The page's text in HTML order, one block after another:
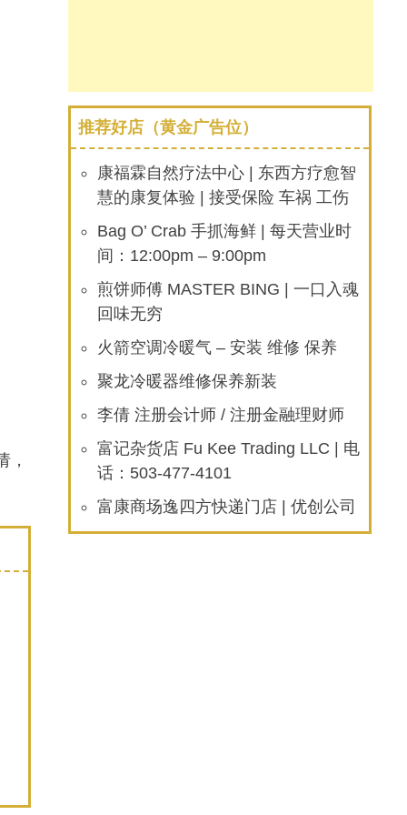
，
推荐好店（黄金广告位）
康福霖自然疗法中心 | 东西方疗愈智
慧的康复体验 | 接受保险 车祸 工伤
Bag O’ Crab 手抓海鲜 | 每天营业时
间：12:00pm – 9:00pm
煎饼师傅 MASTER BING | 一口入魂
回味无穷
火箭空调冷暖气 – 安装 维修 保养
聚龙冷暖器维修保养新装
李倩 注册会计师 / 注册金融理财师
富记杂货店 Fu Kee Trading LLC | 电
话：503-477-4101
富康商场逸四方快递门店 | 优创公司